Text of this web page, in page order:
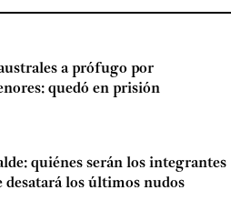
a prófugo por
quedó en prisión
quiénes serán los integrantes
los últimos nudos